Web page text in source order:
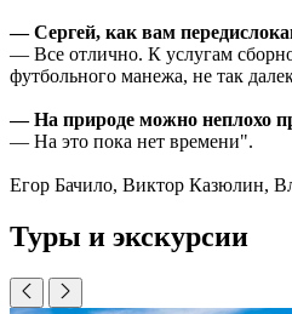
— Сергей, как вам
— Все отлично. К услугам
футбольного манежа, не так
— На природе можно неплохо
— На это пока нет времени".
Егор Бачило, Виктор Казюлин,
Туры и экскурсии